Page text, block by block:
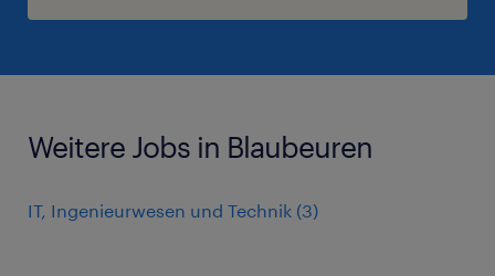
Weitere Jobs in Blaubeuren
IT, Ingenieurwesen und Technik (3)